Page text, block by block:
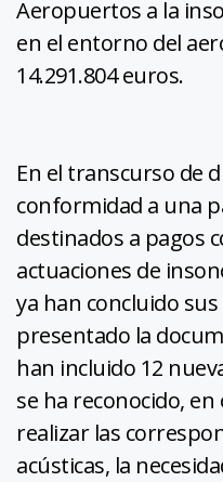
Aeropuertos a la
en el entorno del
14.291.804 euros.
En el transcurso de
conformidad a una
destinados a pagos
actuaciones de
ya han concluido
presentado la
han incluido 12
se ha reconocido,
realizar las
acústicas, la